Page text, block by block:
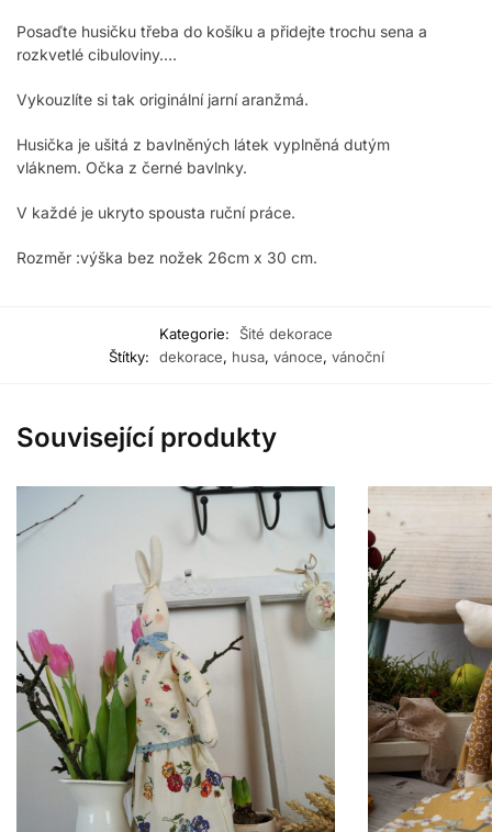
Posaďte husičku třeba do košíku a přidejte trochu sena a
rozkvetlé cibuloviny….
Vykouzlíte si tak originální jarní aranžmá.
Husička je ušitá z bavlněných látek vyplněná dutým
vláknem. Očka z černé bavlnky.
V každé je ukryto spousta ruční práce.
Rozměr :výška bez nožek 26cm x 30 cm.
Kategorie:
Šité dekorace
Štítky:
dekorace, husa, vánoce, vánoční
Související produkty